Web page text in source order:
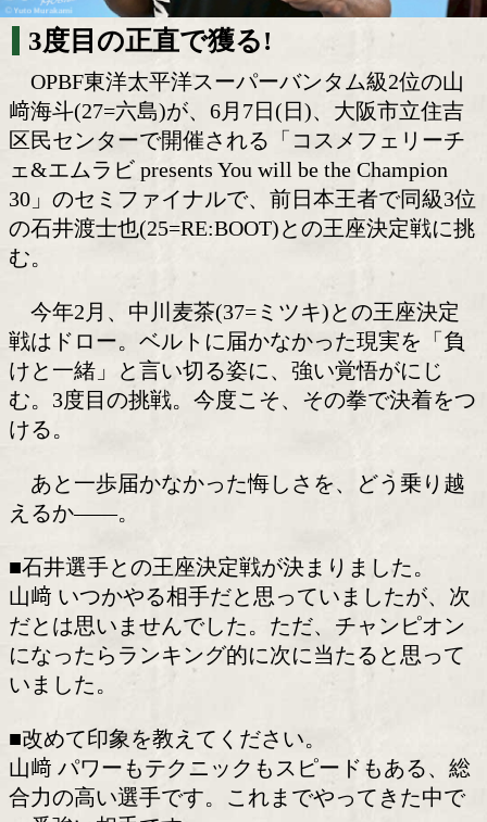
3度目の正直で獲る!
OPBF東洋太平洋スーパーバンタム級2
﨑海斗(27=六島)が、6月7日(日)、大阪
区民センターで開催される「コスメフ
ェ&エムラビ presents You will be the
30」のセミファイナルで、前日本王者
の石井渡士也(25=RE:BOOT)との王座決
む。
戦はドロー。ベルトに届かなかった現
けと一緒」と言い切る姿に、強い覚悟
む。3度目の挑戦。今度こそ、その拳で
ける。
あと一歩届かなかった悔しさを、どう
えるか――。